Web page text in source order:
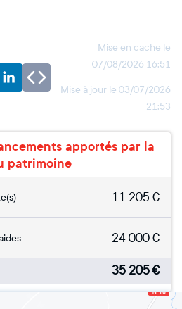
Mise en cache le
07/08/2026 16:51
Mise à jour le 03/07/2026
21:53
apportés par la
patrimoine
11 205 €
24 000€
35 205€